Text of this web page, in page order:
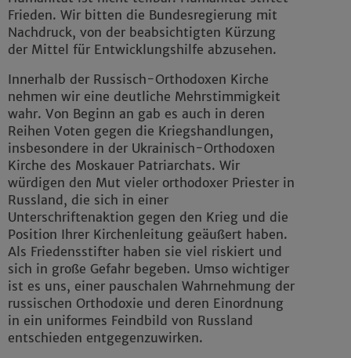
Frieden. Wir bitten die Bundesregierung mit
Nachdruck, von der beabsichtigten Kürzung
der Mittel für Entwicklungshilfe abzusehen.
Innerhalb der Russisch-Orthodoxen Kirche
nehmen wir eine deutliche Mehrstimmigkeit
wahr. Von Beginn an gab es auch in deren
Reihen Voten gegen die Kriegshandlungen,
insbesondere in der Ukrainisch-Orthodoxen
Kirche des Moskauer Patriarchats. Wir
würdigen den Mut vieler orthodoxer Priester in
Russland, die sich in einer
Unterschriftenaktion gegen den Krieg und die
Position Ihrer Kirchenleitung geäußert haben.
Als Friedensstifter haben sie viel riskiert und
sich in große Gefahr begeben. Umso wichtiger
ist es uns, einer pauschalen Wahrnehmung der
russischen Orthodoxie und deren Einordnung
in ein uniformes Feindbild von Russland
entschieden entgegenzuwirken.